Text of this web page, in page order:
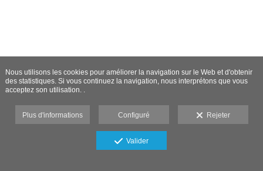
Nous utilisons les cookies pour améliorer la navigation sur le Web et d'obtenir
des statistiques. Si vous continuez la navigation, nous interprétons que vous
acceptez son utilisation. .
Plus d'informations Configuré Rejeter
Valider